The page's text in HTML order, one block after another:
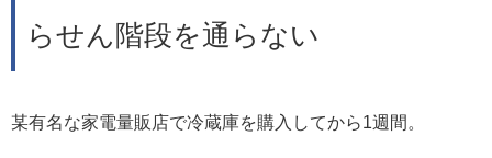
らせん階段を通らない
某有名な家電量販店で冷蔵庫を購入してから1週間。